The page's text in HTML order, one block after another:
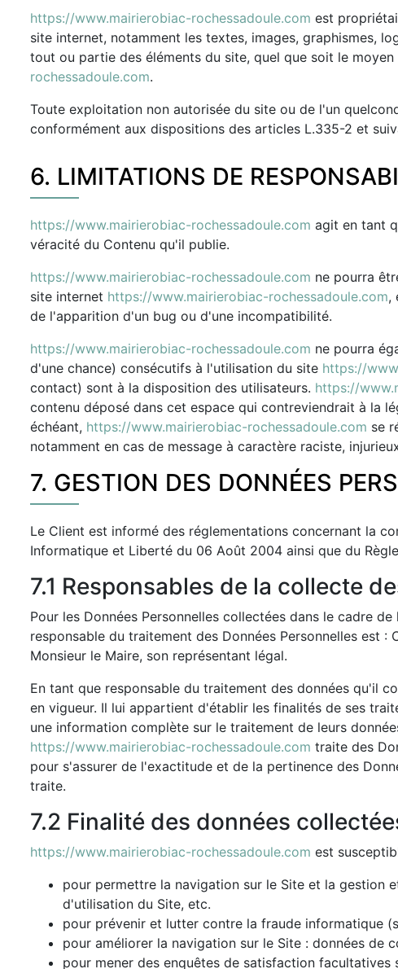
https://www.mairierobiac-rochessadoule.com est
site internet, notamment les textes, images, graphismes,
tout ou partie des éléments du site, quel que soit le
rochessadoule.com.
Toute exploitation non autorisée du site ou de l'un
conformément aux dispositions des articles L.335-2 et
6. LIMITATIONS DE
https://www.mairierobiac-rochessadoule.com agit en tant
véracité du Contenu qu'il publie.
https://www.mairierobiac-rochessadoule.com ne pourra
site internet https://www.mairierobiac-rochessadoule.com,
de l'apparition d'un bug ou d'une incompatibilité.
https://www.mairierobiac-rochessadoule.com ne pourra
d'une chance) consécutifs à l'utilisation du site https://
contact) sont à la disposition des utilisateurs. https://
contenu déposé dans cet espace qui contreviendrait à la
échéant, https://www.mairierobiac-rochessadoule.com se
notamment en cas de message à caractère raciste,
7. GESTION DES DONNÉES
Le Client est informé des réglementations concernant la
Informatique et Liberté du 06 Août 2004 ainsi que du
7.1 Responsables de la collecte
Pour les Données Personnelles collectées dans le cadre
responsable du traitement des Données Personnelles est :
Monsieur le Maire, son représentant légal.
En tant que responsable du traitement des données qu'il
en vigueur. Il lui appartient d'établir les finalités de ses
une information complète sur le traitement de leurs
https://www.mairierobiac-rochessadoule.com traite des
pour s'assurer de l'exactitude et de la pertinence des
traite.
7.2 Finalité des données
https://www.mairierobiac-rochessadoule.com est
pour permettre la navigation sur le Site et la gestion
d'utilisation du Site, etc.
pour prévenir et lutter contre la fraude informatique
pour améliorer la navigation sur le Site : données de
pour mener des enquêtes de satisfaction facultatives